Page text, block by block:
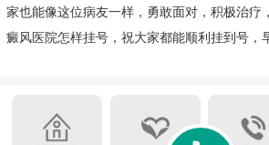
家也能像这位病友一样，勇敢面对，积极治疗
癜风医院怎样挂号，祝大家都能顺利挂到号，